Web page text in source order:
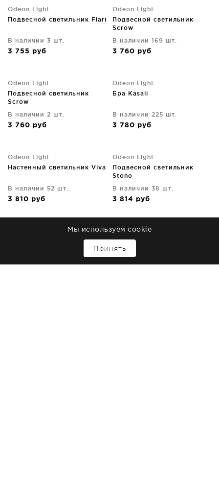
Odeon Light
Подвесной светильник Flari
В наличии 3 шт.
3 755 руб
Odeon Light
Подвесной светильник
Scrow
В наличии 169 шт.
3 760 руб
Odeon Light
Подвесной светильник
Scrow
В наличии 2 шт.
3 760 руб
Odeon Light
Бра Kasali
В наличии 225 шт.
3 780 руб
Odeon Light
Настенный светильник Viva
В наличии 52 шт.
3 810 руб
Odeon Light
Подвесной светильник
Stono
В наличии 38 шт.
3 814 руб
Подвесной светильник
Odeon Light
Накладной потолочный
светильник Aquana 8X8X10
CM
Мы используем cookie
Принять